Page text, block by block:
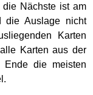
Nächste ist am
die Auslage nicht
Karten
Karten aus der
Ende die meisten